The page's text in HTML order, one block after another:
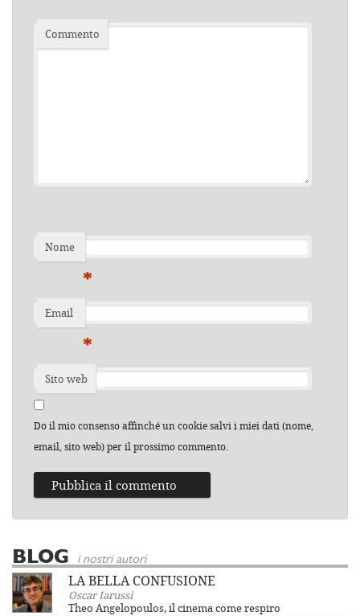
Commento
Nome
*
Email
*
Sito web
Do il mio consenso affinché un cookie salvi i miei dati (nome,
email, sito web) per il prossimo commento.
BLOG i nostri autori
LA BELLA CONFUSIONE
Oscar Iarussi
Theo Angelopoulos, il cinema come respiro